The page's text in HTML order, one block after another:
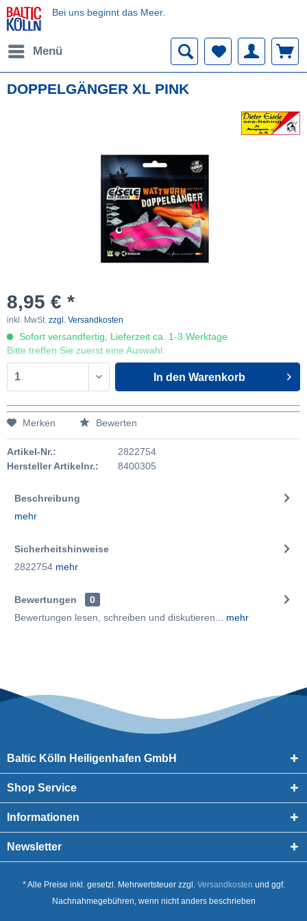
Bei uns beginnt das Meer.
Menü
DOPPELGÄNGER XL PINK
8,95 € *
inkl. MwSt. zzgl. Versandkosten
Sofort versandfertig, Lieferzeit ca. 1-3 Werktage
Bitte treffen Sie zuerst eine Auswahl:
In den Warenkorb
Merken Bewerten
Artikel-Nr.:
2822754
Hersteller Artikelnr.:
8400305
Beschreibung
mehr
Sicherheitshinweise
2822754 mehr
Bewertungen
0
Bewertungen lesen, schreiben und diskutieren...
mehr
Baltic Kölln Heiligenhafen GmbH
Shop Service
Informationen
Newsletter
* Alle Preise inkl. gesetzl. Mehrwertsteuer zzgl. Versandkosten und ggf.
Nachnahmegebühren, wenn nicht anders beschrieben